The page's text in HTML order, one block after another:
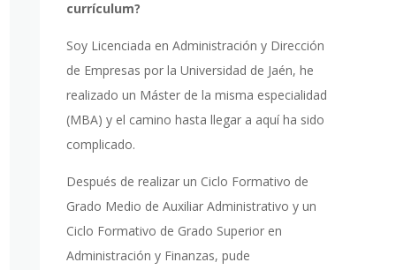
currículum?
Soy Licenciada en Administración y Dirección
de Empresas por la Universidad de Jaén, he
realizado un Máster de la misma especialidad
(MBA) y el camino hasta llegar a aquí ha sido
complicado.
Después de realizar un Ciclo Formativo de
Grado Medio de Auxiliar Administrativo y un
Ciclo Formativo de Grado Superior en
Administración y Finanzas, pude